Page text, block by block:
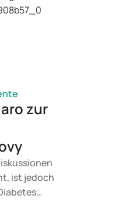
zur
ist jedoch
zur